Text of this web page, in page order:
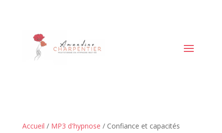
Accueil / MP3 d'hypnose / Confiance et capacités